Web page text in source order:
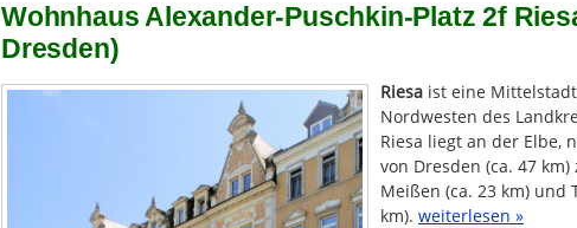
Wohnhaus Alexander-Puschkin-Platz 2f
Dresden)
Riesa ist eine
Nordwesten des
Riesa liegt an der Elbe,
von Dresden (ca. 47 km)
Meißen (ca. 23 km) und
km). weiterlesen »